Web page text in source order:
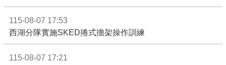
115-08-07 17:53
西湖分隊實施SKED捲式擔架操作訓練
115-08-07 17:21